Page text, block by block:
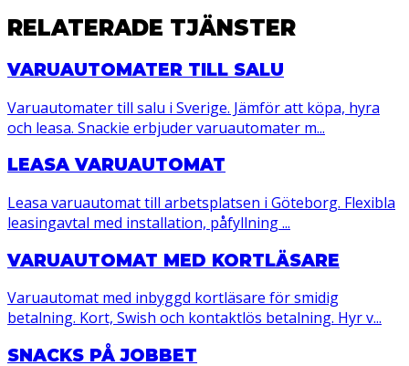
RELATERADE TJÄNSTER
VARUAUTOMATER TILL SALU
Varuautomater till salu i Sverige. Jämför att köpa, hyra
och leasa. Snackie erbjuder varuautomater m...
LEASA VARUAUTOMAT
Leasa varuautomat till arbetsplatsen i Göteborg. Flexibla
leasingavtal med installation, påfyllning ...
VARUAUTOMAT MED KORTLÄSARE
Varuautomat med inbyggd kortläsare för smidig
betalning. Kort, Swish och kontaktlös betalning. Hyr v...
SNACKS PÅ JOBBET